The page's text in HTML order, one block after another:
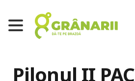
Pilonul II PAC